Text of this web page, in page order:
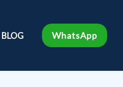
BLOG WhatsApp